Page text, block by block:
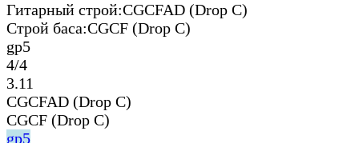
Гитарный строй:CGCFAD (Drop C)
Строй баса:CGCF (Drop C)
gp5
4/4
3.11
CGCFAD (Drop C)
CGCF (Drop C)
gp5